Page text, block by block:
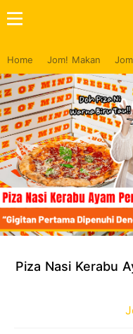
Home Jom! Makan
Piza Nasi Kerabu